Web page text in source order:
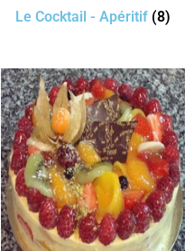
Le Cocktail - Apéritif (8)